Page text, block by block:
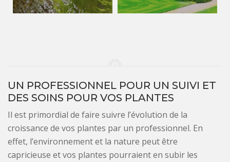
UN PROFESSIONNEL POUR UN SUIVI ET
DES SOINS POUR VOS PLANTES
Il est primordial de faire suivre l’évolution de la
croissance de vos plantes par un professionnel. En
effet, l’environnement et la nature peut être
capricieuse et vos plantes pourraient en subir les